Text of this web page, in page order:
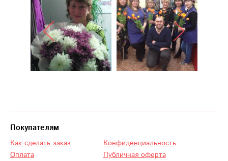
Покупателям
Как сделать заказ
Оплата
Конфиденциальность
Публичная оферта